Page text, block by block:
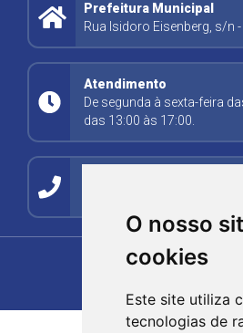
O nosso
cookies
Este site utiliza
tecnologias de
Prefeitura Municipal
Rua Isidoro Eisenberg, s/n
Atendimento
De segunda à sexta-feira
das 13:00 às 17:00.